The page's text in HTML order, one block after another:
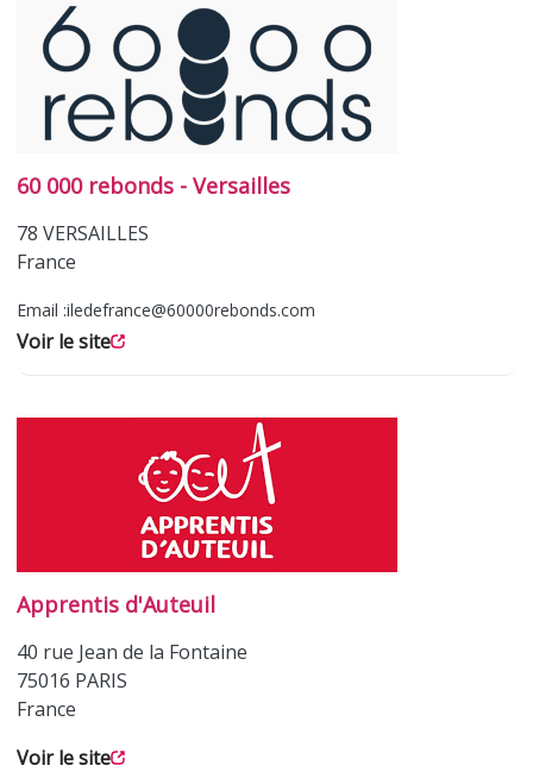
60 000 rebonds - Versailles
78 VERSAILLES
France
Email :iledefrance@60000rebonds.com
Voir le site
Apprentis d'Auteuil
40 rue Jean de la Fontaine
75016 PARIS
France
Voir le site